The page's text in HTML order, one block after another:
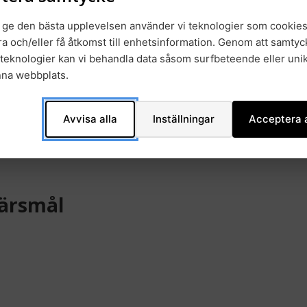
faktorer
ge den bästa upplevelsen använder vi teknologier som
och/eller få åtkomst till enhetsinformation. Genom att
kan vi behandla data såsom surfbeteende eller
webbplats.
Avvisa alla Inställningar Acceptera